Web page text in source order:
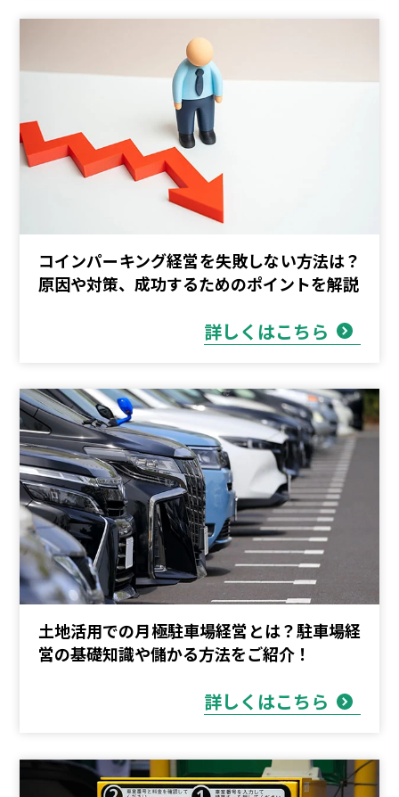
コインパーキング経営を失敗しない方法は？
原因や対策、成功するためのポイントを解説
詳しくはこちら
土地活用での月極駐車場経営とは？駐車場経
営の基礎知識や儲かる方法をご紹介！
詳しくはこちら